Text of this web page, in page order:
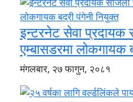
इन्टरनेट सेवा प्रदायक
एम्बासडरमा लोकगायक
मंगलबार, २७ फागुन, २०८१